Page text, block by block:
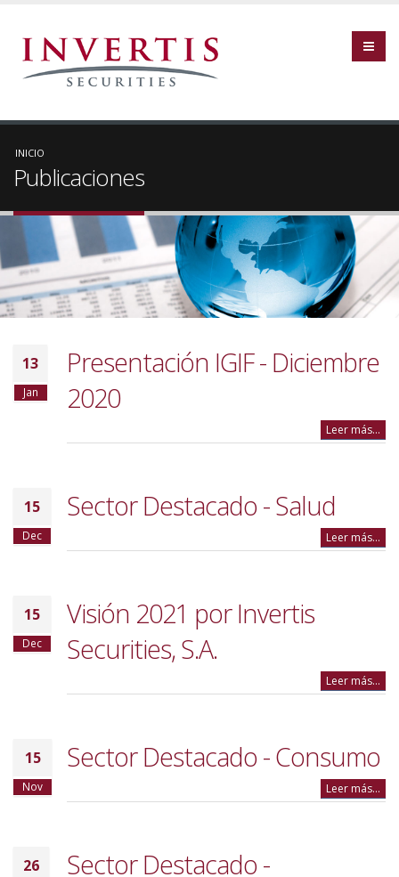
INICIO
Publicaciones
13
Jan
Presentación IGIF - Diciembre
2020
Leer más...
15
Dec
Sector Destacado - Salud
Leer más...
15
Dec
Visión 2021 por Invertis
Securities, S.A.
Leer más...
15
Nov
Sector Destacado - Consumo
Leer más...
26
Sector Destacado -